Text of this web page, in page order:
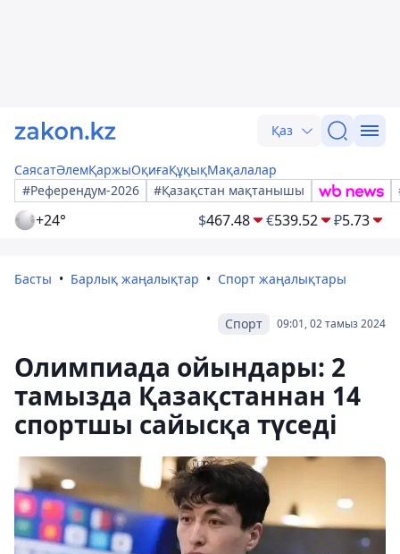
Қаз
СаясатӘлемҚаржыОқиғаҚұқықМақалалар
#Референдум-2026
#Қазақстан мақтанышы
+24° $467.48 €539.52 ₽5.73
Басты Барлық жаңалықтар Спорт жаңалықтары
09:01, 02 тамыз 2024
Спорт
Олимпиада ойындары: 2
тамызда Қазақстаннан 14
спортшы сайысқа түседі